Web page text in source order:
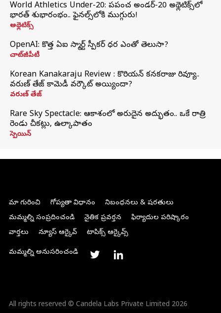
World Athletics Under-20: ప్రపంచ అండర్-20 అథ్లెటిక్స్‌లో
భారత్‌ శుభారంభం.. ఫైనల్స్‌లోకి ముగ్గురు!
అథ్లెటిక్స్
OpenAI: కొత్త ఏఐ స్మార్ట్ స్పీకర్ ధర ఎంతో తెలుసా?
చాట్‌జీపీటీ
Korean Kanakaraju Review : కొరియన్ కనకరాజు రివ్యూ..
వరుణ్ తేజ్ కామెడీ వర్కౌట్ అయ్యిందా?
వరుణ్ తేజ్
Rare Sky Spectacle: ఆకాశంలో అరుదైన అద్భుతం.. ఒకే రాత్రి
రెండు చీకట్లు, ఉల్కాపాతం
స్పెయిన్
మా గురించి గోప్యతా విధానం
నిబంధనలు & షరతులు
మమ్మల్ని సంప్రదించండి
నైతిక ప్రవర్తన
ఫిర్యాదుల పరిష్కారం
వార్తలు
న్యూస్ ఆర్కైవ్ టాపిక్స్ ఆర్కైవ్స్
మమ్మల్ని అనుసరించండి
All rights reserved © Candela Labs Private Limited 2026